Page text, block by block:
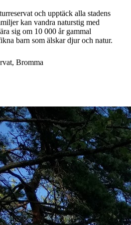
och upptäck alla stadens
kan vandra naturstig med
sig om 10 000 år gammal
barn som älskar djur och natur.
Bromma